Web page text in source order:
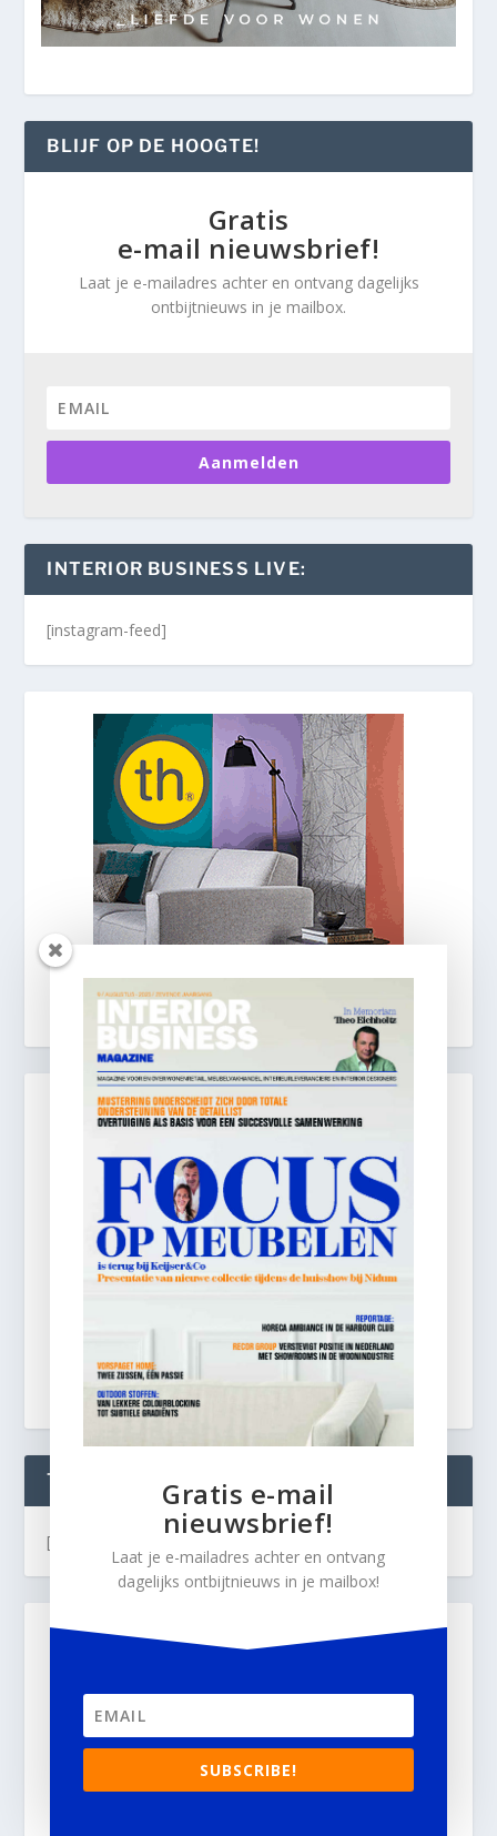
BLIJF OP DE HOOGTE!
Gratis
e-mail nieuwsbrief!
Laat je e-mailadres achter en ontvang dagelijks
ontbijtnieuws in je mailbox.
Aanmelden
INTERIOR BUSINESS LIVE:
[instagram-feed]
TWEETS
[custom-twitter-feeds]
Gratis e-mail
nieuwsbrief!
Laat je e-mailadres achter en ontvang
dagelijks ontbijtnieuws in je mailbox!
SUBSCRIBE!